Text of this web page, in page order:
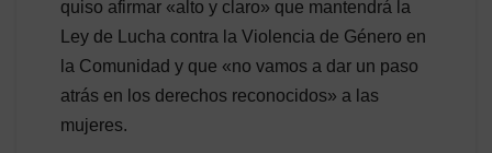
quiso afirmar «alto y claro» que mantendrá la
Ley de Lucha contra la Violencia de Género en
la Comunidad y que «no vamos a dar un paso
atrás en los derechos reconocidos» a las
mujeres.